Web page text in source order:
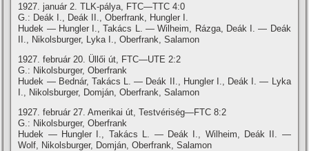
1927. január 2. TLK-pálya, FTC—TTC 4:0
G.: Deák I., Deák II., Oberfrank, Hungler I.
Hudek — Hungler I., Takács L. — Wilheim, Rázga, Deák I. — Deák
II., Nikolsburger, Lyka I., Oberfrank, Salamon
1927. február 20. Üllői út, FTC—UTE 2:2
G.: Nikolsburger, Oberfrank
Hudek — Bednár, Takács L. — Deák II., Hungler I., Deák I. — Lyka
I., Nikolsburger, Domján, Oberfrank, Salamon
1927. február 27. Amerikai út, Testvériség—FTC 8:2
G.: Nikolsburger, Oberfrank
Hudek — Hungler I., Takács L. — Deák I., Wilheim, Deák II. —
Wolf, Nikolsburger, Domján, Oberfrank, Salamon